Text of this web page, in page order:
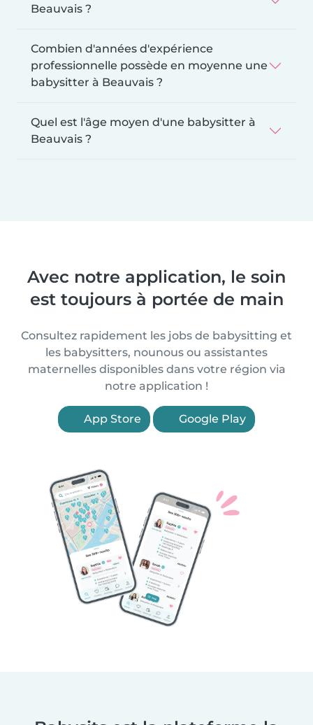
Beauvais ?
Combien d'années d'expérience
professionnelle possède en moyenne une
babysitter à Beauvais ?
Quel est l'âge moyen d'une babysitter à
Beauvais ?
Avec notre application, le soin
est toujours à portée de main
Consultez rapidement les jobs de babysitting et
les babysitters, nounous ou assistantes
maternelles disponibles dans votre région via
notre application !
App Store Google Play